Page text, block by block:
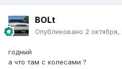
BOLt
Опубликовано 2 октября,
годный
а что там с колесами ?